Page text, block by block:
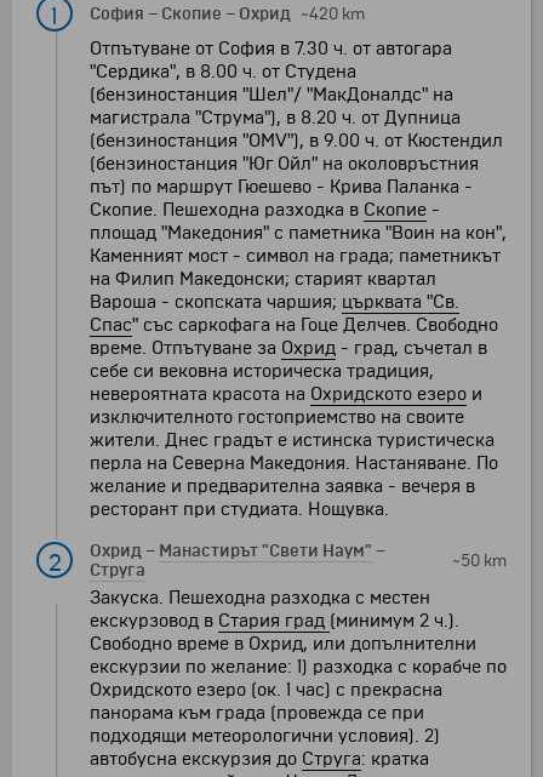
1 София – Скопие – Охрид ~420 km
Отпътуване от София в 7.30 ч. от автогара
"Сердика", в 8.00 ч. от Студена
(бензиностанция "Шел"/ "МакДоналдс" на
магистрала "Струма"), в 8.20 ч. от Дупница
(бензиностанция "OMV"), в 9.00 ч. от Кюстендил
(бензиностанция "Юг Ойл" на околовръстния
път) по маршрут Гюешево - Крива Паланка -
Скопие. Пешеходна разходка в Скопие -
площад "Македония" с паметника "Воин на кон",
Каменният мост - символ на града; паметникът
на Филип Македонски; старият квартал
Вароша - скопската чаршия; църквата "Св.
Спас" със саркофага на Гоце Делчев. Свободно
време. Отпътуване за Охрид - град, съчетал в
себе си вековна историческа традиция,
невероятната красота на Охридското езеро и
изключителното гостоприемство на своите
жители. Днес градът е истинска туристическа
перла на Северна Македония. Настаняване. По
желание и предварителна заявка - вечеря в
ресторант при студиата. Нощувка.
2 Охрид – Манастирът "Свети Наум" –
Струга
~50 km
Закуска. Пешеходна разходка с местен
екскурзовод в Стария град (минимум 2 ч.).
Свободно време в Охрид, или допълнителни
екскурзии по желание: 1) разходка с корабче по
Охридското езеро (ок. 1 час) с прекрасна
панорама към града (провежда се при
подходящи метеорологични условия). 2)
автобусна екскурзия до Струга: кратка